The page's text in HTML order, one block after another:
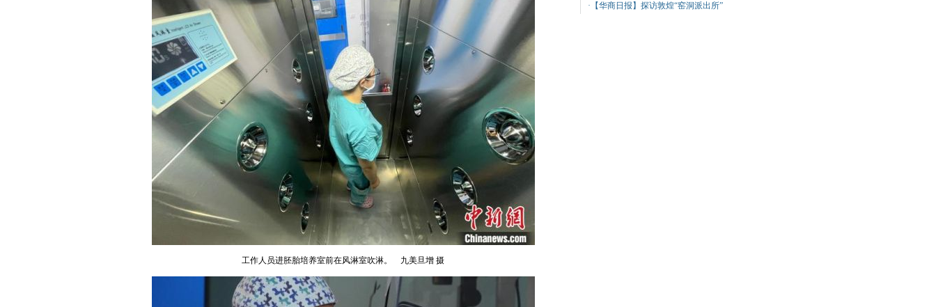
工作人员进胚胎培养室前在风淋室吹淋。 九美旦增 摄
· 【华商日报】探访敦煌“窑洞派出所”